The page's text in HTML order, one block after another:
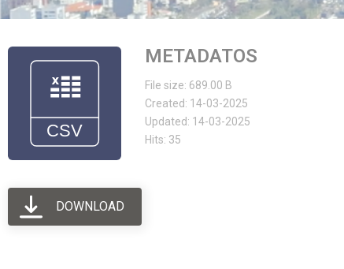
METADATOS
File size: 689.00 B
Created: 14-03-2025
Updated: 14-03-2025
Hits: 35
DOWNLOAD